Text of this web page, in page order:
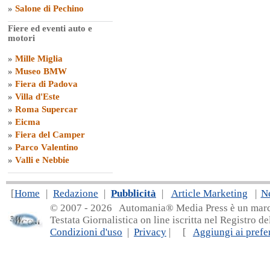
» Salone di Pechino
Fiere ed eventi auto e
motori
» Mille Miglia
» Museo BMW
» Fiera di Padova
» Villa d'Este
» Roma Supercar
» Eicma
» Fiera del Camper
» Parco Valentino
» Valli e Nebbie
[Home | Redazione | Pubblicità | Article Marketing |
© 2007 - 2026 Automania® Media Press è un
Testata Giornalistica on line iscritta nel Registro
Condizioni d'uso | Privacy | [ Aggiungi ai